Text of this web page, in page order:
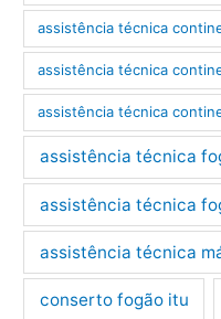
assistência técnica
assistência técnica
assistência técnica
assistência técnica
assistência técnica
assistência técnica
conserto fogão itu